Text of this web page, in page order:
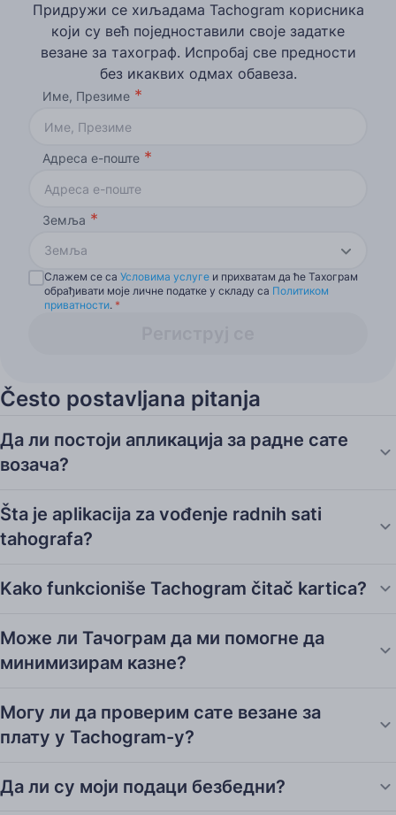
Придружи се хиљадама Tachogram корисника
који су већ поједноставили своје задатке
везане за тахограф. Испробај све предности
без икаквих одмах обавеза.
Име, Презиме
Адреса е-поште
Земља
Земља
Слажем се са Условима услуге и прихватам да ће Тахограм
обрађивати моје личне податке у складу са Политиком
приватности. *
Često postavljana pitanja
Да ли постоји апликација за радне сате
возача?
Šta je aplikacija za vođenje radnih sati
tahografa?
Kako funkcioniše Tachogram čitač kartica?
Може ли Тачограм да ми помогне да
минимизирам казне?
Могу ли да проверим сате везане за
плату у Tachogram-у?
Да ли су моји подаци безбедни?